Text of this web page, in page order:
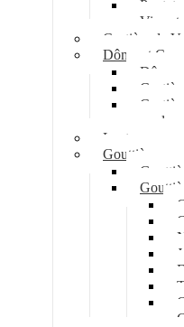
Pontet
Vis
Costière de
Dôme et
Dôme
coupoles
Lanterneau
Gouttière